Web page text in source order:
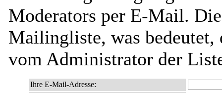
Moderators per E-Mail.
Mailingliste, was bedeutet,
vom Administrator der
Ihre E-Mail-Adresse: